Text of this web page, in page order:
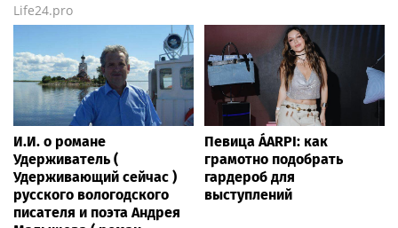
Life24.pro
И.И. о романе
Удерживатель (
Удерживающий сейчас )
русского вологодского
писателя и поэта Андрея
Певица ÁARPI: как
грамотно подобрать
гардероб для
выступлений